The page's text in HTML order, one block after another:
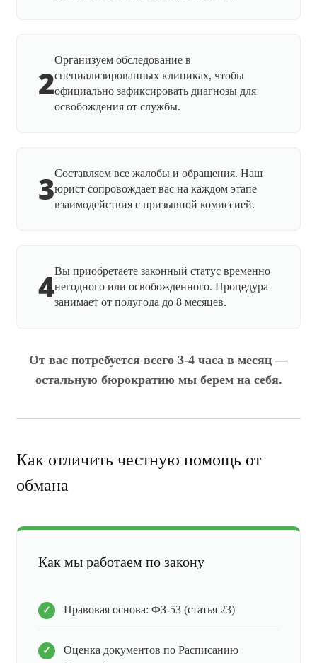
2
Организуем обследование в
специализированных клиниках, чтобы
официально зафиксировать диагнозы для
освобождения от службы.
3Составляем все жалобы и обращения. Наш
юрист сопровождает вас на каждом этапе
взаимодействия с призывной комиссией.
4Вы приобретаете законный статус временно
негодного или освобожденного. Процедура
занимает от полугода до 8 месяцев.
От вас потребуется всего 3-4 часа в месяц —
остальную бюрократию мы берем на себя.
Как отличить честную помощь от
обмана
Как мы работаем по закону
Правовая основа: ФЗ-53 (статья 23)
Оценка документов по Расписанию